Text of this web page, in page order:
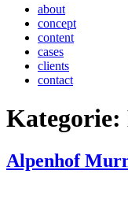
about
concept
content
cases
clients
contact
Kategorie:
Alpenhof